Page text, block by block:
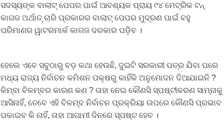
ସଦସ୍ୟଙ୍କ ବାଲାଟ୍ ପେପର ପାଇଁ ଆବଶ୍ୟକ ପ୍ରାୟ ୯୪ ମେଟ୍ରିକ ଟନ୍
କାଗଜ ଅର୍ଥାତ୍ ଚାରି ପ୍ରକାରର ବାଲାଟ୍ ପେପର ମୁଦ୍ରଣ ପାଇଁ ବହୁ
ପରିମାଣର ୱାଟରମାର୍କ କାଗଜ ଦରକାର ପଡ଼ିବ ।
ହେଲେ ଏବେ ସବୁଠାରୁ ବଡ଼ କଥା ହେଉଛି, ଦୁଇଟି ସରକାରୀ ପତ୍ର ଯିବା ପରେ
ମଧ୍ୟ ରାଜ୍ୟ ନିର୍ବାଚନ କମିଶନ ପକ୍ଷରୁ କାହିଁକି ଅନୁମୋଦନ ଦିଆଯାଇନି ?
କିମ୍ବା ବିଳମ୍ବର କାରଣ କଣ ? ତାହା ନେଇ କୌଣସି ସ୍ପଷ୍ଟୀକରଣ ସାମ୍ନାକୁ
ଆସିନାହିଁ, ତେବେ ଏହି ବିଳମ୍ବ ନିର୍ବାଚନ ପ୍ରକ୍ରିୟା ଉପରେ କୌଣସି ପ୍ରଭାବ
ପକାଇବ କି ନାହିଁ, ତାହା ଆଗାମୀ ଦିନରେ ସ୍ପଷ୍ଟ ହେବ ।